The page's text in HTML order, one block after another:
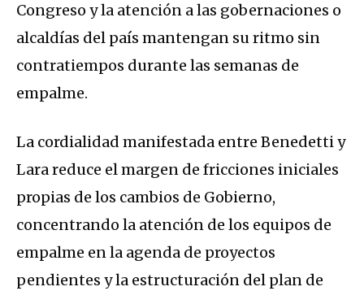
Congreso y la atención a las gobernaciones o
alcaldías del país mantengan su ritmo sin
contratiempos durante las semanas de
empalme.
La cordialidad manifestada entre Benedetti y
Lara reduce el margen de fricciones iniciales
propias de los cambios de Gobierno,
concentrando la atención de los equipos de
empalme en la agenda de proyectos
pendientes y la estructuración del plan de